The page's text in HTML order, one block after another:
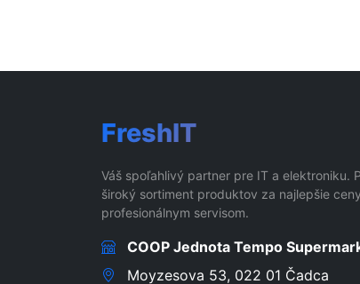
FreshIT
Váš spoľahlivý partner pre IT a elektroniku.
široký sortiment produktov za najlepšie
profesionálnym servisom.
COOP Jednota Tempo
Moyzesova 53, 022 01 Čadca